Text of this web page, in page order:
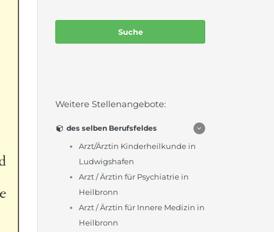
Weitere Stellenangebote:
des selben Berufsfeldes
Arzt/Ärztin Kinderheilkunde in
Ludwigshafen
Arzt / Ärztin für Psychiatrie in
Heilbronn
Arzt / Ärztin für Innere Medizin in
Heilbronn